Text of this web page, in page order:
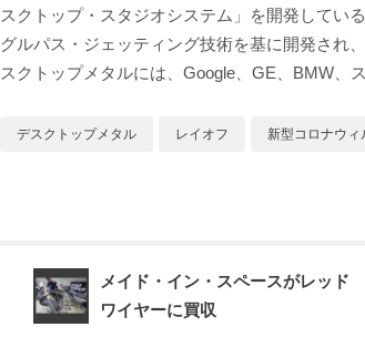
スクトップ・スタジオシステム」を開発してい
グルパス・ジェッティング技術を基に開発され
スクトップメタルには、Google、GE、BMW、
デスクトップメタル レイオフ 新型コロナウィ
メイド・イン・スペースがレッド
ワイヤーに買収